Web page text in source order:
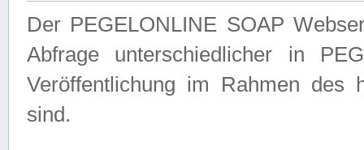
Der PEGELONLINE SOAP
Abfrage unterschiedlicher in
Veröffentlichung im Rahmen des
sind.